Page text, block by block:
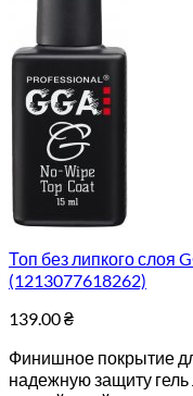
Топ без липкого слоя
(1213077618262)
139.00₴
Финишное покрытие
надежную защиту гель